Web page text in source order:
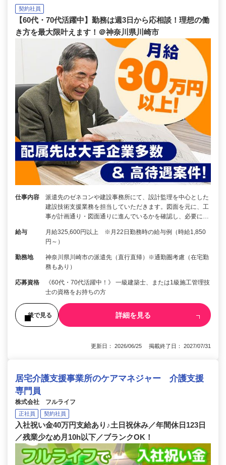
契約社員
【60代・70代活躍中】勤務は週3日から応相談！理想の働
き方を最大限叶えます！＠神奈川県川崎市
仕事内容
派遣先のゼネコンや建設事務所にて、設計監理を中心とした
建設技術支援業務を担当していただきます。図面を元に、工
事が計画通り・図面通りに進んでいるかを確認し、必要に…
給与
月給325,600円以上 ※月22日勤務時の給与例（時給1,850
円～）
勤務地
神奈川県川崎市の派遣先（直行直帰）※通勤圏考慮（在宅勤
務もあり）
応募資格
《60代・70代活躍中！》 一級建築士、または1級施工管理技
士の資格をお持ちの方
後で見る 詳細を見る
更新日： 2026/06/25 掲載終了日： 2027/07/31
居宅介護支援事業所のケアマネジャー 介護支援
専門員
株式会社 フルライフ
正社員 契約社員
入社祝い金40万円支給あり♪土日祝休み／年間休日123日
／残業少なめ月10h以下／ブランクOK！